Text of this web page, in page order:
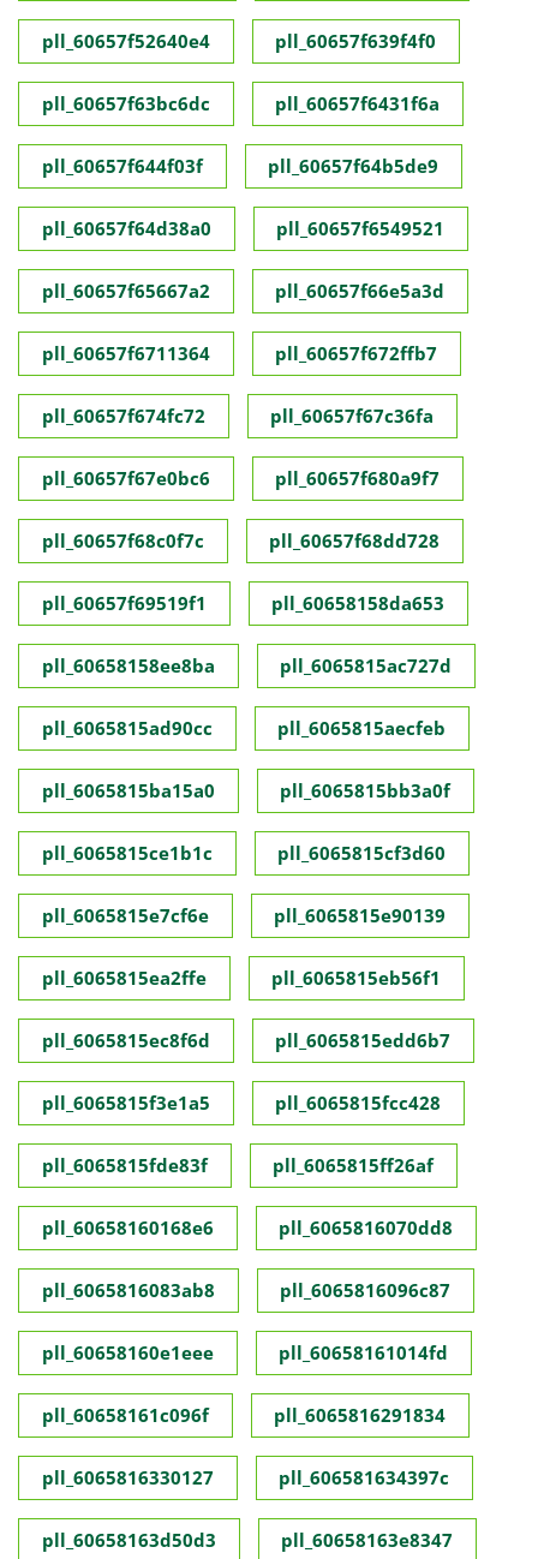
pll_60657f52640e4 pll_60657f639f4f0
pll_60657f63bc6dc pll_60657f6431f6a
pll_60657f644f03f pll_60657f64b5de9
pll_60657f64d38a0 pll_60657f6549521
pll_60657f65667a2 pll_60657f66e5a3d
pll_60657f6711364 pll_60657f672ffb7
pll_60657f674fc72 pll_60657f67c36fa
pll_60657f67e0bc6 pll_60657f680a9f7
pll_60657f68c0f7c pll_60657f68dd728
pll_60657f69519f1 pll_60658158da653
pll_60658158ee8ba pll_6065815ac727d
pll_6065815ad90cc pll_6065815aecfeb
pll_6065815ba15a0 pll_6065815bb3a0f
pll_6065815ce1b1c pll_6065815cf3d60
pll_6065815e7cf6e pll_6065815e90139
pll_6065815ea2ffe pll_6065815eb56f1
pll_6065815ec8f6d pll_6065815edd6b7
pll_6065815f3e1a5 pll_6065815fcc428
pll_6065815fde83f pll_6065815ff26af
pll_60658160168e6 pll_6065816070dd8
pll_6065816083ab8 pll_6065816096c87
pll_60658160e1eee pll_60658161014fd
pll_60658161c096f pll_6065816291834
pll_6065816330127 pll_606581634397c
pll_60658163d50d3 pll_60658163e8347